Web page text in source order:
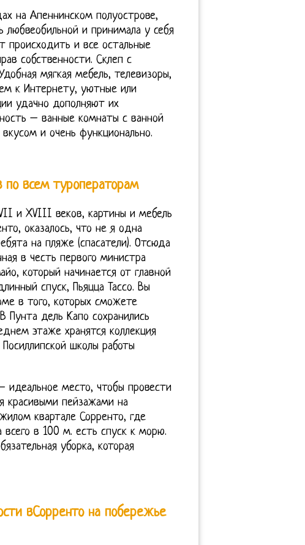
на Апеннинском полуострове,
любвеобильной и принимала у себя
и все остальные
собственности. Склеп с
мягкая мебель, телевизоры,
к Интернету, уютные или
удачно дополняют их
– ванные комнаты с ванной
и очень функционально.
по всем туроператорам
и XVIII веков, картины и мебель
оказалось, что не я одна
на пляже (спасатели). Отсюда
в честь первого министра
который начинается от главной
спуск, Пьяцца Тассо. Вы
в того, которых сможете
Пунта дель Капо сохранились
этаже хранятся коллекция
школы работы
идеальное место, чтобы провести
красивыми пейзажами на
квартале Сорренто, где
в 100 м. есть спуск к морю.
уборка, которая
вСорренто на побережье